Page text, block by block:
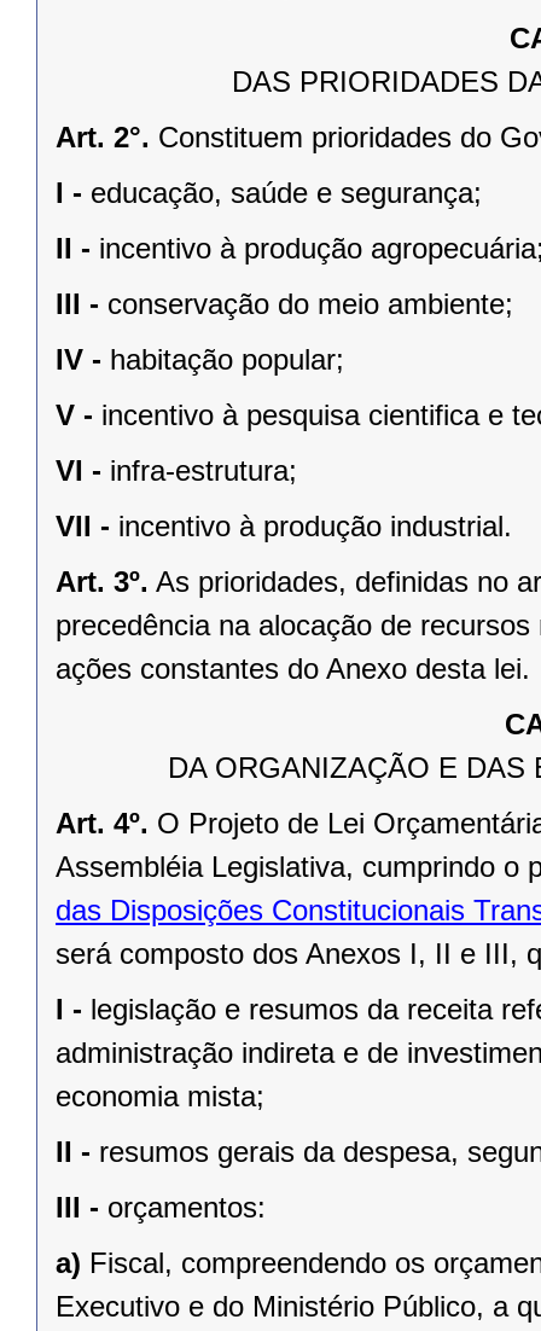
DAS PRIORIDADES
Art. 2°. Constituem prioridades do
I - educação, saúde e segurança;
II - incentivo à produção
III - conservação do meio ambiente;
IV - habitação popular;
V - incentivo à pesquisa cientifica e
VI - infra-estrutura;
VII - incentivo à produção industrial.
Art. 3º. As prioridades, definidas no
precedência na alocação de
ações constantes do Anexo desta lei.
DA ORGANIZAÇÃO E DAS
Art. 4º. O Projeto de Lei
Assembléia Legislativa, cumprindo o
das Disposições Constitucionais
será composto dos Anexos I, II e III,
I - legislação e resumos da receita
administração indireta e de
economia mista;
II - resumos gerais da despesa,
III - orçamentos:
a) Fiscal, compreendendo os
Executivo e do Ministério Público, a